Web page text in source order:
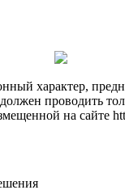
характер,
проводить
на сайте